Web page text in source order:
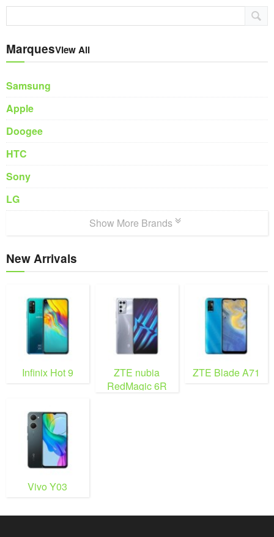
MarquesView All
Samsung
Apple
Doogee
HTC
Sony
LG
Show More Brands
New Arrivals
Infinix Hot 9
ZTE nubia
RedMagic 6R
ZTE Blade A71
Vivo Y03